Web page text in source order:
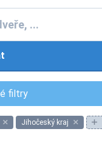
filtry
Jihočeský kraj